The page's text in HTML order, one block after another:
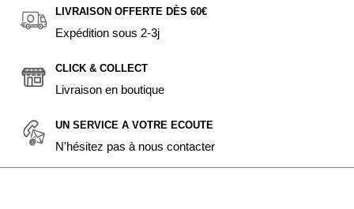
LIVRAISON OFFERTE DÈS 60€
Expédition sous 2-3j
CLICK & COLLECT
Livraison en boutique
UN SERVICE A VOTRE ECOUTE
N'hésitez pas à nous contacter